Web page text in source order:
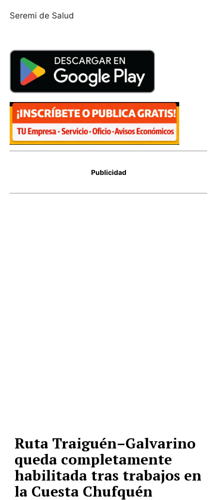
Seremi de Salud
Publicidad